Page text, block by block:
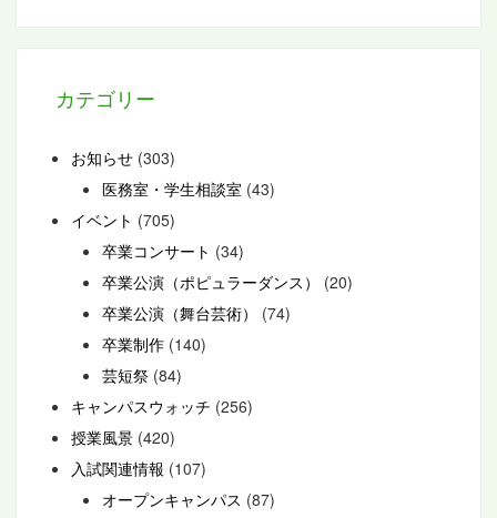
カテゴリー
お知らせ (303)
医務室・学生相談室 (43)
イベント (705)
卒業コンサート (34)
卒業公演（ポピュラーダンス）
(20)
卒業公演（舞台芸術）
(74)
卒業制作 (140)
芸短祭 (84)
キャンパスウォッチ (256)
授業風景 (420)
入試関連情報 (107)
オープンキャンパス (87)